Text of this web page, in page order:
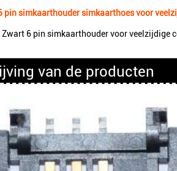
pin simkaarthouder simkaarthoes voor
Zwart 6 pin simkaarthouder voor veelzijdige
van de producten